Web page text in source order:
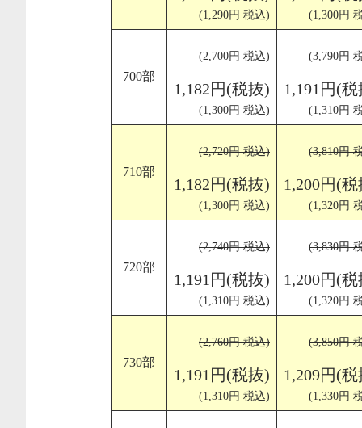
(1,290円 税込) (1,300円
700部
(2,700円 税込)
1,182円(税抜)
(1,300円 税込)
(3,790円
1,191円(
(1,310円
710部
(2,720円 税込)
1,182円(税抜)
(1,300円 税込)
(3,810円
1,200円(
(1,320円
720部
(2,740円 税込)
1,191円(税抜)
(1,310円 税込)
(3,830円
1,200円(
(1,320円
730部
(2,760円 税込)
1,191円(税抜)
(1,310円 税込)
(3,850円
1,209円(
(1,330円